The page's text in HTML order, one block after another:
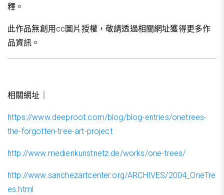
釋。
此作品無創用cc圖片授權，敬請透過相關網址獲得更多作
品資訊。
相關網址｜
https://www.deeproot.com/blog/blog-entries/onetrees-
the-forgotten-tree-art-project
http://www.medienkunstnetz.de/works/one-trees/
http://www.sanchezartcenter.org/ARCHIVES/2004_OneTre
es.html